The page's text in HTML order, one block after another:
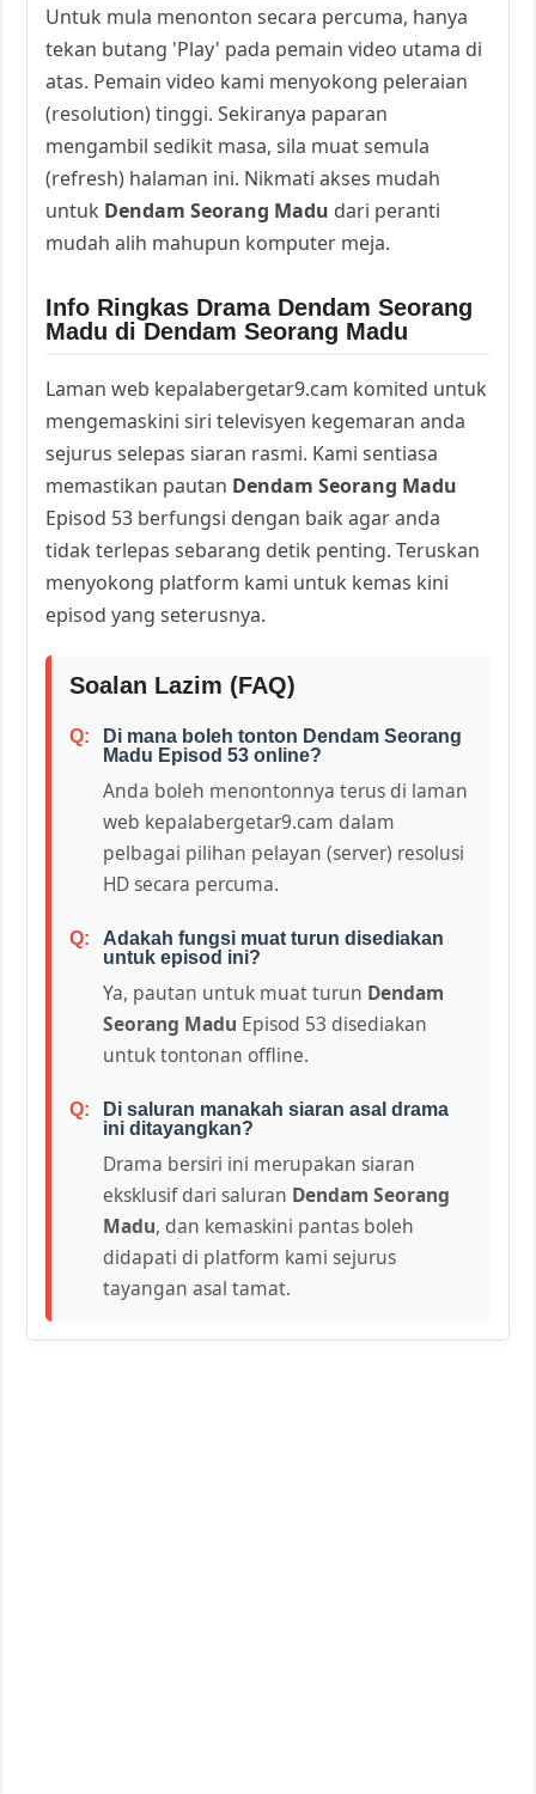
Untuk mula menonton secara percuma, hanya
tekan butang 'Play' pada pemain video utama di
atas. Pemain video kami menyokong peleraian
(resolution) tinggi. Sekiranya paparan
mengambil sedikit masa, sila muat semula
(refresh) halaman ini. Nikmati akses mudah
untuk Dendam Seorang Madu dari peranti
mudah alih mahupun komputer meja.
Info Ringkas Drama Dendam Seorang
Madu di Dendam Seorang Madu
Laman web kepalabergetar9.cam komited untuk
mengemaskini siri televisyen kegemaran anda
sejurus selepas siaran rasmi. Kami sentiasa
memastikan pautan Dendam Seorang Madu
Episod 53 berfungsi dengan baik agar anda
tidak terlepas sebarang detik penting. Teruskan
menyokong platform kami untuk kemas kini
episod yang seterusnya.
Soalan Lazim (FAQ)
Di mana boleh tonton Dendam Seorang
Madu Episod 53 online?
Anda boleh menontonnya terus di laman
web kepalabergetar9.cam dalam
pelbagai pilihan pelayan (server) resolusi
HD secara percuma.
Adakah fungsi muat turun disediakan
untuk episod ini?
Ya, pautan untuk muat turun Dendam
Seorang Madu Episod 53 disediakan
untuk tontonan offline.
Di saluran manakah siaran asal drama
ini ditayangkan?
Drama bersiri ini merupakan siaran
eksklusif dari saluran Dendam Seorang
Madu, dan kemaskini pantas boleh
didapati di platform kami sejurus
tayangan asal tamat.